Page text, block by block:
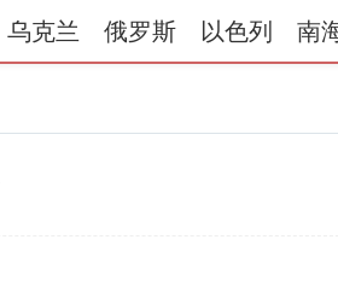
乌克兰 俄罗斯 以色列 南